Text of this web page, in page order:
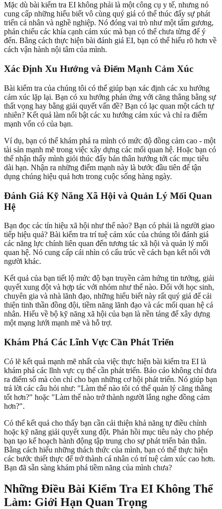
Mặc dù bài kiểm tra EI không phải là một công cụ y tế, nhưng nó
cung cấp những hiểu biết vô cùng quý giá có thể thúc đẩy sự phát
triển cá nhân và nghề nghiệp. Nó đóng vai trò như một tấm gương,
phản chiếu các khía cạnh cảm xúc mà bạn có thể chưa từng để ý
đến. Bằng cách thực hiện bài đánh giá EI, bạn có thể hiểu rõ hơn về
cách vận hành nội tâm của mình.
Xác Định Xu Hướng và Điểm Mạnh Cảm Xúc
Bài kiểm tra của chúng tôi có thể giúp bạn xác định các xu hướng
cảm xúc lặp lại. Bạn có xu hướng phản ứng với căng thẳng bằng sự
thất vọng hay bằng giải quyết vấn đề? Bạn có lạc quan một cách tự
nhiên? Kết quả làm nổi bật các xu hướng cảm xúc và chỉ ra điểm
mạnh vốn có của bạn.
Ví dụ, bạn có thể khám phá ra mình có mức độ đồng cảm cao - một
tài sản mạnh mẽ trong việc xây dựng các mối quan hệ. Hoặc bạn có
thể nhận thấy mình giỏi thúc đẩy bản thân hướng tới các mục tiêu
dài hạn. Nhận ra những điểm mạnh này là bước đầu tiên để tận
dụng chúng hiệu quả hơn trong cuộc sống hàng ngày.
Đánh Giá Kỹ Năng Xã Hội và Quản Lý Mối Quan
Hệ
Bạn đọc các tín hiệu xã hội như thế nào? Bạn có phải là người giao
tiếp hiệu quả? Bài kiểm tra trí tuệ cảm xúc của chúng tôi đánh giá
các năng lực chính liên quan đến tương tác xã hội và quản lý mối
quan hệ. Nó cung cấp cái nhìn có cấu trúc về cách bạn kết nối với
người khác.
Kết quả của bạn tiết lộ mức độ bạn truyền cảm hứng tin tưởng, giải
quyết xung đột và hợp tác với nhóm như thế nào. Đối với học sinh,
chuyên gia và nhà lãnh đạo, những hiểu biết này rất quý giá để cải
thiện tinh thần đồng đội, tiềm năng lãnh đạo và các mối quan hệ cá
nhân. Hiểu về bộ kỹ năng xã hội của bạn là nền tảng để xây dựng
một mạng lưới mạnh mẽ và hỗ trợ.
Khám Phá Các Lĩnh Vực Cần Phát Triển
Có lẽ kết quả mạnh mẽ nhất của việc thực hiện bài kiểm tra EI là
khám phá các lĩnh vực cụ thể cần phát triển. Báo cáo không chỉ đưa
ra điểm số mà còn chỉ cho bạn những cơ hội phát triển. Nó giúp bạn
trả lời các câu hỏi như: "Làm thế nào tôi có thể quản lý căng thẳng
tốt hơn?" hoặc "Làm thế nào trở thành người lắng nghe đồng cảm
hơn?".
Có thể kết quả cho thấy bạn cần cải thiện khả năng tự điều chỉnh
hoặc kỹ năng giải quyết xung đột. Phản hồi mục tiêu này cho phép
bạn tạo kế hoạch hành động tập trung cho sự phát triển bản thân.
Bằng cách hiểu những thách thức của mình, bạn có thể thực hiện
các bước thiết thực để trở thành cá nhân có trí tuệ cảm xúc cao hơn.
Bạn đã sẵn sàng khám phá tiềm năng của mình chưa?
Những Điều Bài Kiểm Tra EI Không Thể
Làm: Giới Hạn Quan Trọng